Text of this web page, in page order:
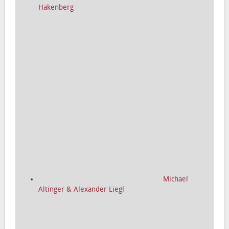
Hakenberg
Michael
Altinger & Alexander Liegl